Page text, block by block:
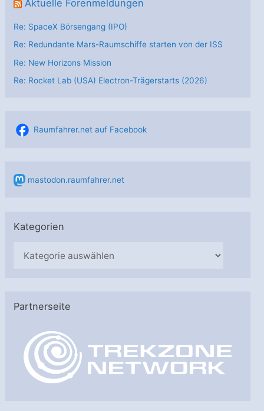
Aktuelle Forenmeldungen
Re: SpaceX Börsengang (IPO)
Re: Redundante Mars-Raumschiffe starten von der ISS
Re: New Horizons Mission
Re: Rocket Lab (USA) Electron-Trägerstarts (2026)
Raumfahrer.net auf Facebook
mastodon.raumfahrer.net
Kategorien
g
Partnerseite